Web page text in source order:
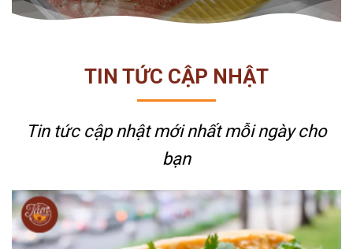
TIN TỨC CẬP NHẬT
Tin tức cập nhật mới nhấtmỗi ngày cho
bạn